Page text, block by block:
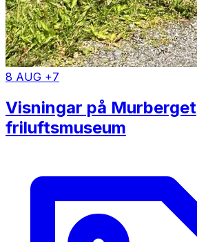
8 AUG +7
Visningar på Murberget
friluftsmuseum